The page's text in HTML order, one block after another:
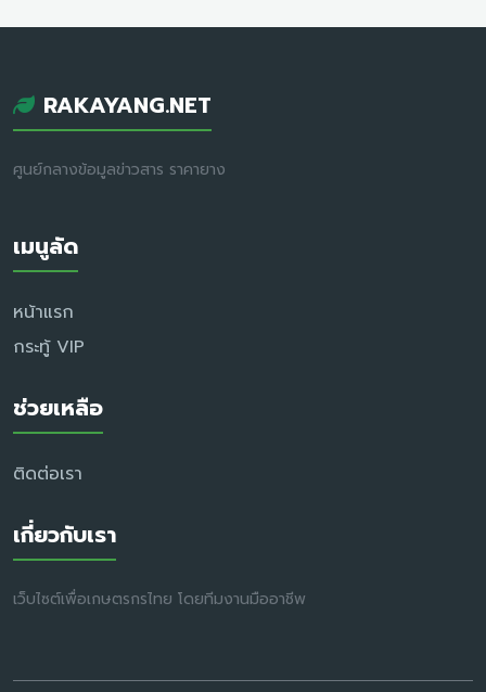
RAKAYANG.NET
ศูนย์กลางข้อมูลข่าวสาร ราคายาง
เมนูลัด
หน้าแรก
กระทู้ VIP
ช่วยเหลือ
ติดต่อเรา
เกี่ยวกับเรา
เว็บไซต์เพื่อเกษตรกรไทย โดยทีมงานมืออาชีพ